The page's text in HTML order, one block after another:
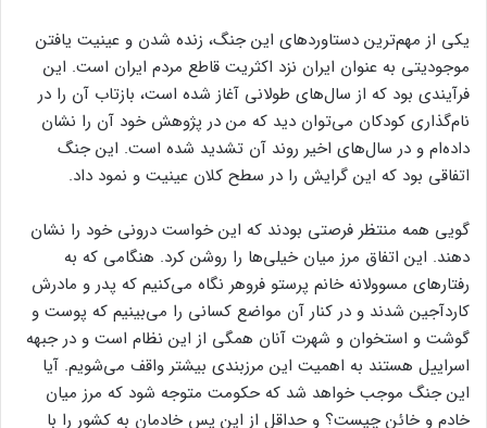
یکی از مهم‌ترین دستاوردهای این جنگ، زنده شدن و عینیت یافتن
موجودیتی به عنوان ایران نزد اکثریت قاطع مردم ایران است. این
فرآیندی بود که از سال‌های طولانی آغاز شده است، بازتاب آن را در
نام‌گذاری کودکان می‌توان دید که من در پژوهش خود آن را نشان
داده‌ام و در سال‌های اخیر روند آن تشدید شده است. این جنگ
اتفاقی بود که این گرایش را در سطح کلان عینیت و نمود داد.
گویی همه منتظر فرصتی بودند که این خواست درونی خود را نشان
دهند. این اتفاق مرز میان خیلی‌ها را روشن کرد. هنگامی که به
رفتارهای مسوولانه خانم پرستو فروهر نگاه می‌کنیم که پدر و مادرش
کاردآجین شدند و در کنار آن مواضع کسانی را می‌بینیم که پوست و
گوشت و استخوان و شهرت آنان همگی از این نظام است و در جبهه
اسراییل هستند به اهمیت این مرزبندی بیشتر واقف می‌شویم. آیا
این جنگ موجب خواهد شد که حکومت متوجه شود که مرز میان
خادم و خائن چیست؟ و حداقل از این پس خادمان به کشور را با